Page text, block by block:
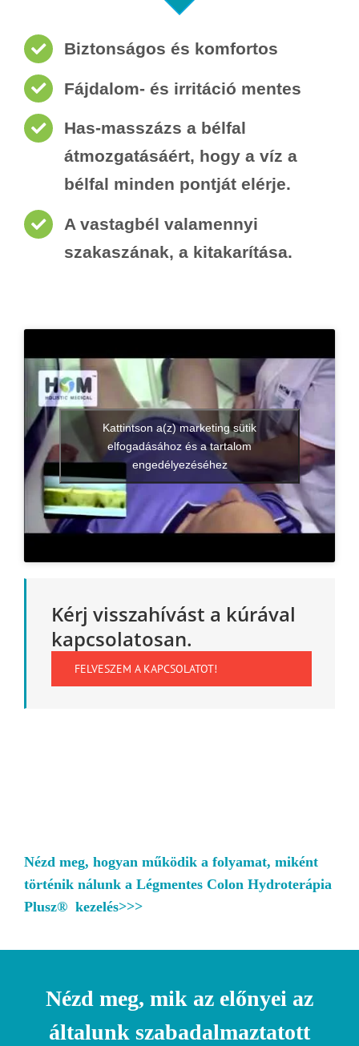
Biztonságos és komfortos
Fájdalom- és irritáció mentes
Has-masszázs a bélfal
átmozgatásáért, hogy a víz a
bélfal minden pontját elérje.
A vastagbél valamennyi
szakaszának, a kitakarítása.
Kattintson a(z) marketing sütik
elfogadásához és a tartalom
engedélyezéséhez
Kérj visszahívást a kúrával
kapcsolatosan.
FELVESZEM A KAPCSOLATOT!
Nézd meg, hogyan működik a folyamat, miként
történik nálunk a Légmentes Colon Hydroterápia
Plusz® kezelés>>>
Nézd meg, mik az előnyei az
általunk szabadalmaztatott